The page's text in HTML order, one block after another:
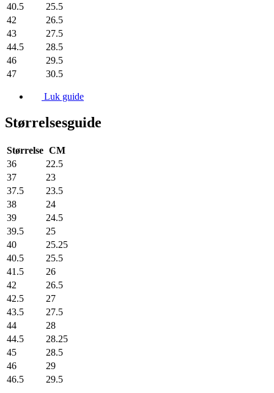
40.5
25.5
42
26.5
43
27.5
44.5
28.5
46
29.5
47
30.5
Luk guide
Størrelsesguide
Størrelse CM
36
22.5
37
23
37.5
23.5
38
24
39
24.5
39.5
25
40
25.25
40.5
25.5
41.5
26
42
26.5
42.5
27
43.5
27.5
44
28
44.5
28.25
45
28.5
46
29
46.5
29.5